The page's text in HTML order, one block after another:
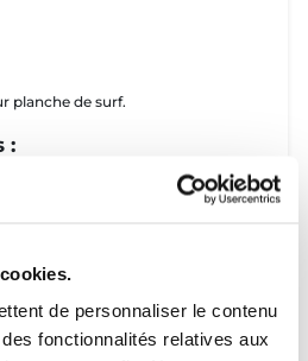
de personnaliser le contenu
fonctionnalités relatives aux
planche de surf.
:
sur un coup de pied en EVA.
à Barcelone.
et de mousse EVA.